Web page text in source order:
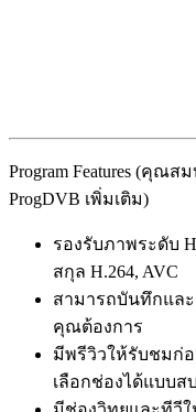
Program Features (คุณ
ProgDVB เพิ่มเติม)
รองรับภาพระดับ
สกุล H.264, AVC
สามารถบันทึกแล
คุณต้องการ
มีพรีวิวให้รับชมก่
เลือกช่องได้แบบส